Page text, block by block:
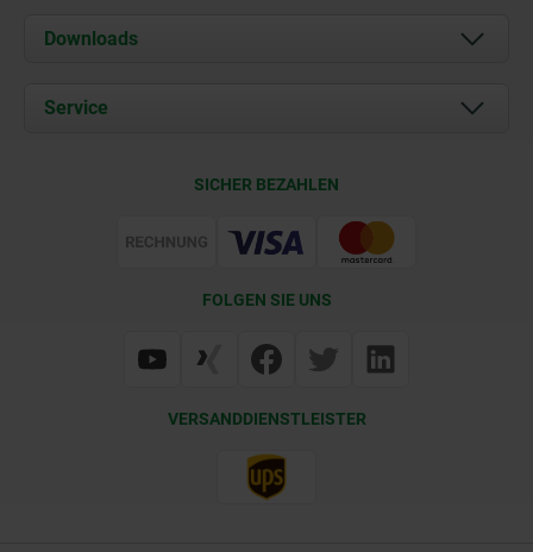
Über uns
Karriere
Downloads
Dokumente
Service
Web Support
SICHER BEZAHLEN
FOLGEN SIE UNS
VERSANDDIENSTLEISTER